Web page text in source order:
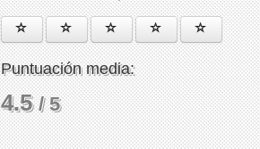
Puntuación media:
4.5/ 5